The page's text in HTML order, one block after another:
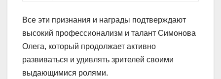
Все эти признания и награды подтверждают
высокий профессионализм и талант Симонова
Олега, который продолжает активно
развиваться и удивлять зрителей своими
выдающимися ролями.